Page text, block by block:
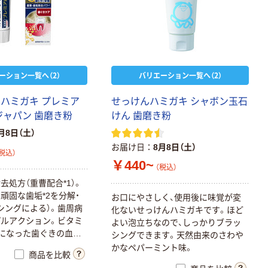
ション一覧へ（2）
ミガキ プレミア
パン 歯磨き粉
8日（土）
込）
処方（重曹配合*1）。
固な歯垢*2を分解・
ングによる）。歯周病
アクション。ビタミ
なった歯ぐきの血行
を届けます。IPMP：
を浸透殺菌。MAG：
商品を比較
バリエーション一覧へ（2）
せっけんハミガキ シャボン玉石
けん 歯磨き粉
お届け日 8月8日（土）
￥440~ （税込）
お口にやさしく、使用後に味覚が変
化ないせっけんハミガキです。ほど
よい泡立ちなので、しっかりブラッ
シングできます。天然由来のさわや
かなペパーミント味。